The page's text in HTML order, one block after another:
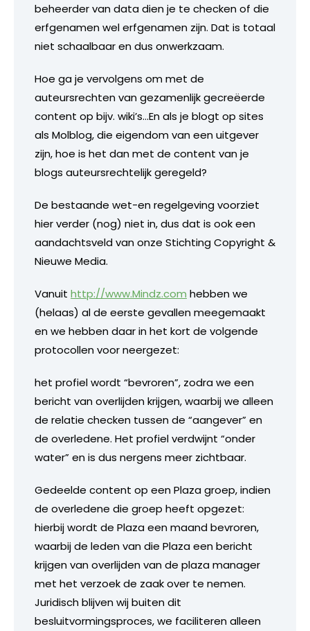
beheerder van data dien je te checken of die
erfgenamen wel erfgenamen zijn. Dat is totaal
niet schaalbaar en dus onwerkzaam.
Hoe ga je vervolgens om met de
auteursrechten van gezamenlijk gecreëerde
content op bijv. wiki’s…En als je blogt op sites
als Molblog, die eigendom van een uitgever
zijn, hoe is het dan met de content van je
blogs auteursrechtelijk geregeld?
De bestaande wet-en regelgeving voorziet
hier verder (nog) niet in, dus dat is ook een
aandachtsveld van onze Stichting Copyright &
Nieuwe Media.
Vanuit http://www.Mindz.com hebben we
(helaas) al de eerste gevallen meegemaakt
en we hebben daar in het kort de volgende
protocollen voor neergezet:
het profiel wordt “bevroren”, zodra we een
bericht van overlijden krijgen, waarbij we alleen
de relatie checken tussen de “aangever” en
de overledene. Het profiel verdwijnt “onder
water” en is dus nergens meer zichtbaar.
Gedeelde content op een Plaza groep, indien
de overledene die groep heeft opgezet:
hierbij wordt de Plaza een maand bevroren,
waarbij de leden van die Plaza een bericht
krijgen van overlijden van de plaza manager
met het verzoek de zaak over te nemen.
Juridisch blijven wij buiten dit
besluitvormingsproces, we faciliteren alleen